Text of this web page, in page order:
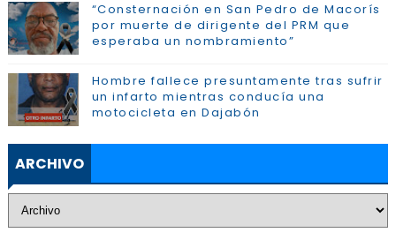
“Consternación en San Pedro de Macorís
por muerte de dirigente del PRM que
esperaba un nombramiento”
Hombre fallece presuntamente tras sufrir
un infarto mientras conducía una
motocicleta en Dajabón
ARCHIVO